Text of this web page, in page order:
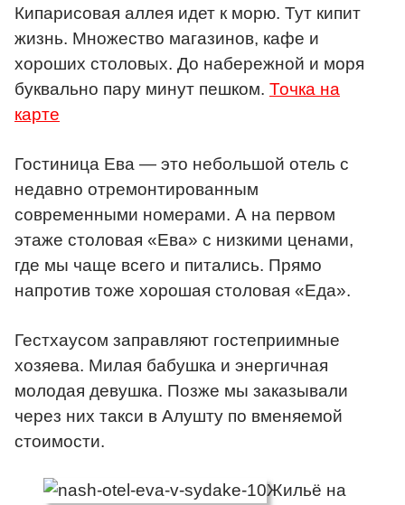
Кипарисовая аллея идет к морю. Тут кипит
жизнь. Множество магазинов, кафе и
хороших столовых. До набережной и моря
буквально пару минут пешком. Точка на
карте
Гостиница Ева — это небольшой отель с
недавно отремонтированным
современными номерами. А на первом
этаже столовая «Ева» с низкими ценами,
где мы чаще всего и питались. Прямо
напротив тоже хорошая столовая «Еда».
Гестхаусом заправляют гостеприимные
хозяева. Милая бабушка и энергичная
молодая девушка. Позже мы заказывали
через них такси в Алушту по вменяемой
стоимости.
Жильё на